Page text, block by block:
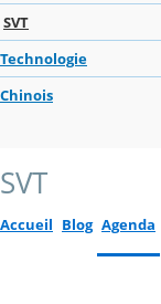
SVT
Technologie
Chinois
SVT
Accueil Blog Agenda